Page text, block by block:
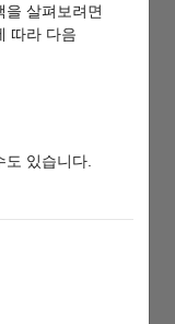
을 살펴보려면
따라 다음
도 있습니다.